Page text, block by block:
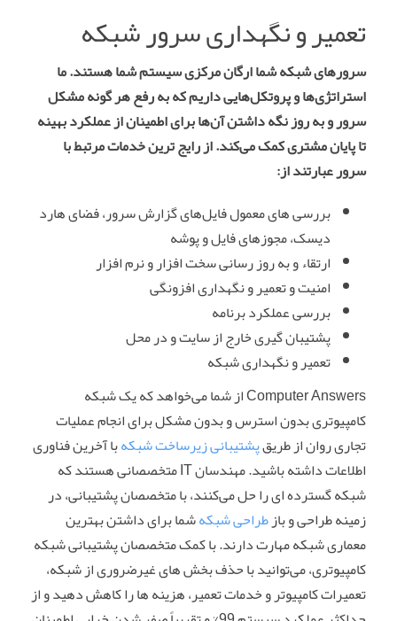
تعمیر و نگهداری سرور شبکه
سرورهای شبکه شما ارگان مرکزی سیستم شما هستند. ما
استراتژی‌ها و پروتکل‌هایی داریم که به رفع هر گونه مشکل
سرور و به روز نگه داشتن آن‌ها برای اطمینان از عملکرد بهینه
تا پایان مشتری کمک می‌کند. از رایج‌ ترین خدمات مرتبط با
سرور عبارتند از:
بررسی‌ های معمول فایل‌های گزارش سرور، فضای هارد
دیسک، مجوزهای فایل و پوشه
ارتقاء و به روز رسانی سخت افزار و نرم افزار
امنیت و تعمیر و نگهداری افزونگی
بررسی عملکرد برنامه
پشتیبان گیری خارج از سایت و در محل
تعمیر و نگهداری شبکه
Computer Answers از شما می‌خواهد که یک شبکه
کامپیوتری بدون استرس و بدون مشکل برای انجام عملیات
تجاری روان از طریقپشتیبانی زیرساخت شبکهبا آخرین فناوری
اطلاعات داشته باشید. مهندسان IT متخصصانی هستند که
شبکه گسترده‌ ای را حل می‌کنند، با متخصصان پشتیبانی، در
زمینه طراحی و بازطراحی شبکهشما برای داشتن بهترین
معماری شبکه مهارت دارند. با کمک متخصصان پشتیبانی شبکه
کامپیوتری، می‌توانید با حذف بخش‌ های غیرضروری از شبکه،
تعمیرات کامپیوتر و خدمات تعمیر، هزینه‌ ها را کاهش دهید و از